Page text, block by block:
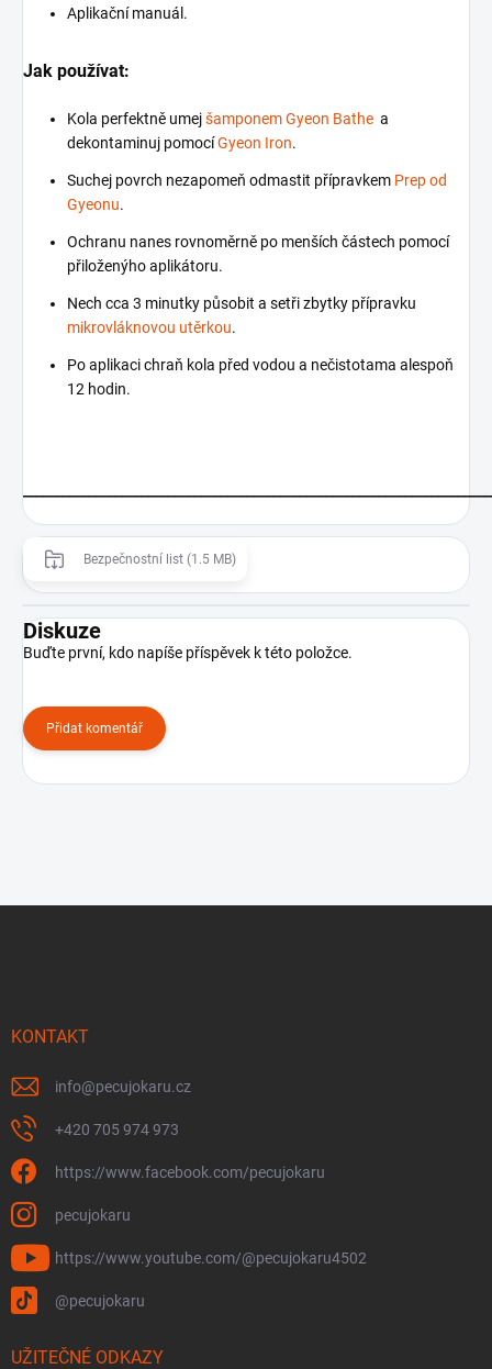
Aplikační manuál.
Jak používat:
Kola perfektně umejšamponem Gyeon Bathe a
dekontaminuj pomocíGyeon Iron.
Suchej povrch nezapomeň odmastit přípravkem Prep od
Gyeonu.
Ochranu nanes rovnoměrně po menších částech pomocí
přiloženýho aplikátoru.
Nech cca 3 minutky působit a setři zbytky přípravku
mikrovláknovou utěrkou.
Po aplikaci chraň kola před vodou a nečistotama alespoň
12 hodin.
Bezpečnostní list (1.5 MB)
Diskuze
Buďte první, kdo napíše příspěvek k této položce.
Přidat komentář
KONTAKT
info@pecujokaru.cz
+420 705 974 973
https://www.facebook.com/pecujokaru
pecujokaru
https://www.youtube.com/@pecujokaru4502
@pecujokaru
UŽITEČNÉ ODKAZY